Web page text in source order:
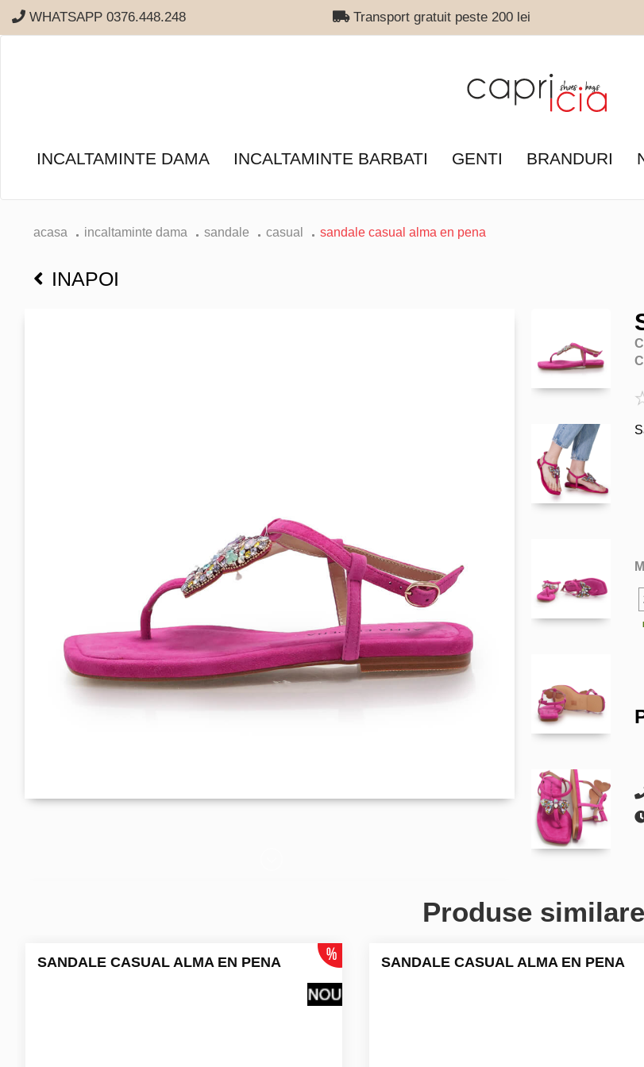
WHATSAPP 0376.448.248 Transport gratuit peste 200 lei
INCALTAMINTE DAMA INCALTAMINTE BARBATI GENTI BRANDURI
acasa incaltaminte dama sandale casual sandale casual alma en pena
INAPOI
Produse similare
SANDALE CASUAL ALMA EN PENA SANDALE CASUAL ALMA EN PENA